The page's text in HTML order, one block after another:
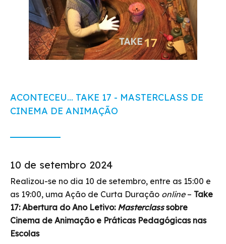
ACONTECEU... TAKE 17 - MASTERCLASS DE
CINEMA DE ANIMAÇÃO
10 de setembro 2024
Realizou-se no dia 10 de setembro, entre as 15:00 e
as 19:00, uma Ação de Curta Duração online – Take
17: Abertura do Ano Letivo: Masterclasssobre
Cinema de Animação e Práticas Pedagógicas nas
Escolas